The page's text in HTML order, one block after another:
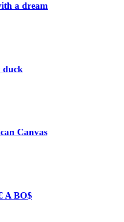
a dream
duck
Canvas
A BO$